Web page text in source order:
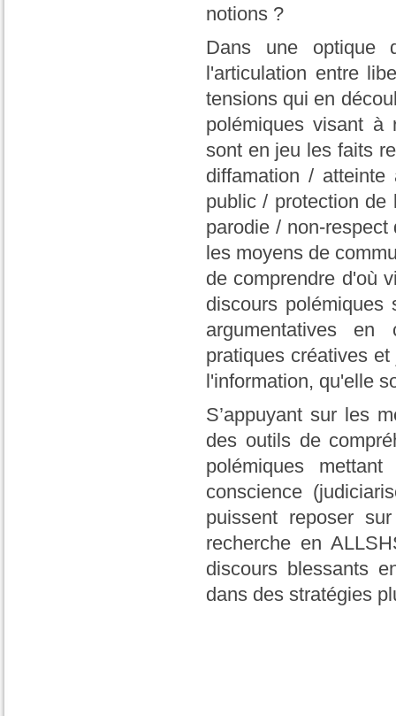
notions ?
Dans une optique
l'articulation entre
tensions qui en
polémiques visant à
sont en jeu les faits
diffamation /
public / protection
parodie / non-
les moyens de
de comprendre d'où
discours polémiques
argumentatives en
pratiques créatives
l'information, qu'elle
S’appuyant sur les
des outils de
polémiques
conscience
puissent reposer
recherche en
discours blessants
dans des stratégies